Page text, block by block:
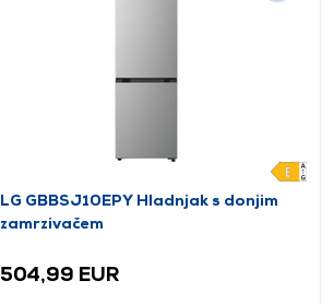
LG GBBSJ10EPY Hladnjak s donjim
zamrzivačem
504,99 EUR